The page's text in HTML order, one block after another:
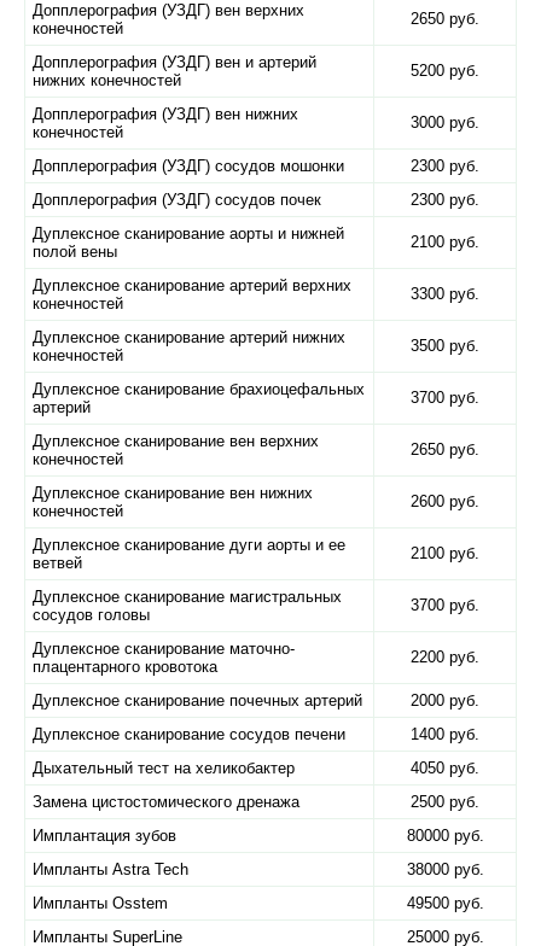
Допплерография (УЗДГ) вен верхних
конечностей
2650 руб.
Допплерография (УЗДГ) вен и артерий
нижних конечностей
5200 руб.
Допплерография (УЗДГ) вен нижних
конечностей
3000 руб.
Допплерография (УЗДГ) сосудов мошонки
2300 руб.
Допплерография (УЗДГ) сосудов почек
2300 руб.
Дуплексное сканирование аорты и нижней
полой вены
2100 руб.
Дуплексное сканирование артерий верхних
конечностей
3300 руб.
Дуплексное сканирование артерий нижних
конечностей
3500 руб.
Дуплексное сканирование брахиоцефальных
артерий
3700 руб.
Дуплексное сканирование вен верхних
конечностей
2650 руб.
Дуплексное сканирование вен нижних
конечностей
2600 руб.
Дуплексное сканирование дуги аорты и ее
ветвей
2100 руб.
Дуплексное сканирование магистральных
сосудов головы
3700 руб.
Дуплексное сканирование маточно-
плацентарного кровотока
2200 руб.
Дуплексное сканирование почечных артерий
2000 руб.
Дуплексное сканирование сосудов печени
1400 руб.
Дыхательный тест на хеликобактер
4050 руб.
Замена цистостомического дренажа
2500 руб.
Имплантация зубов
80000 руб.
Импланты Astra Tech
38000 руб.
Импланты Osstem
49500 руб.
Импланты SuperLine
25000 руб.